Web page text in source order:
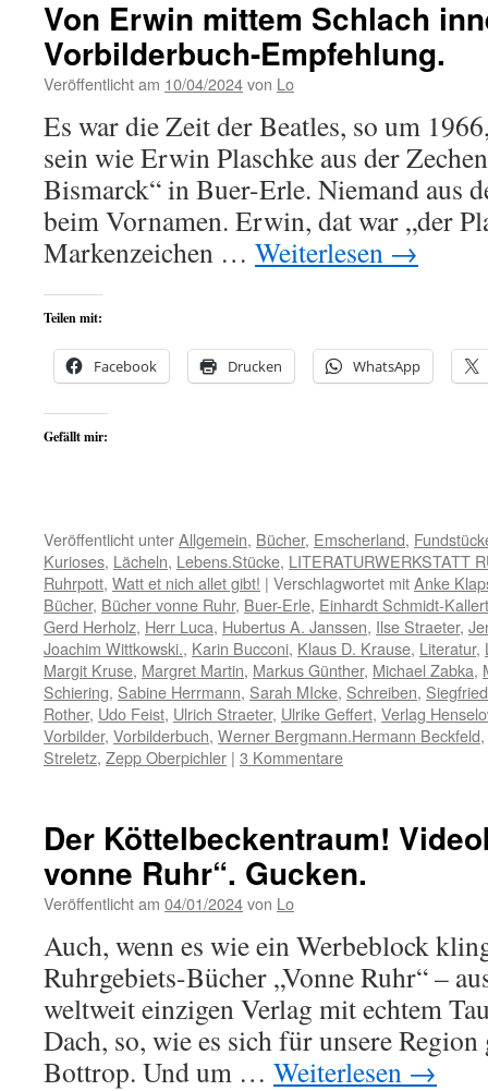
Von Erwin mittem Schlach
Vorbilderbuch-Empfehlung.
Veröffentlicht am 10/04/2024von Lo
Es war die Zeit der Beatles, so um
sein wie Erwin Plaschke aus der
Bismarck“ in Buer-Erle. Niemand aus
beim Vornamen. Erwin, dat war „der
Markenzeichen … Weiterlesen →
Teilen mit:
Facebook Drucken WhatsApp
Gefällt mir:
Veröffentlicht unterAllgemein, Bücher, Emscherland,
Kurioses, Lächeln, Lebens.Stücke, LITERATURWERKSTATT
Ruhrpott, Watt et nich allet gibt! | Verschlagwortet mitAnke
Bücher, Bücher vonne Ruhr, Buer-Erle, Einhardt Schmidt-Kallert
Gerd Herholz, Herr Luca, Hubertus A. Janssen, Ilse Straeter,
Joachim Wittkowski., Karin Bucconi, Klaus D. Krause, Literatur,
Margit Kruse, Margret Martin, Markus Günther, Michael Zabka,
Schiering, Sabine Herrmann, Sarah MIcke, Schreiben,
Rother, Udo Feist, Ulrich Straeter, Ulrike Geffert, Verlag
Vorbilder, Vorbilderbuch, Werner Bergmann.Hermann Beckfeld,
Streletz, Zepp Oberpichler | 3 Kommentare
Der Köttelbeckentraum!
vonne Ruhr“. Gucken.
Veröffentlicht am 04/01/2024von Lo
Auch, wenn es wie ein Werbeblock
Ruhrgebiets-Bücher „Vonne Ruhr“ –
weltweit einzigen Verlag mit echtem
Dach, so, wie es sich für unsere
Bottrop. Und um … Weiterlesen →